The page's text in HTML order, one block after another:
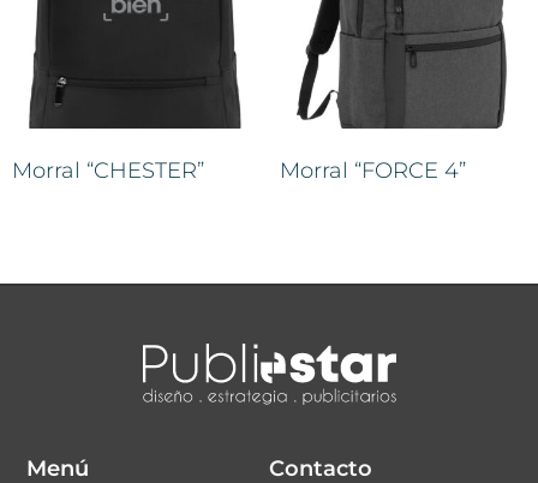
Morral “CHESTER” Morral “FORCE 4”
Menú Contacto